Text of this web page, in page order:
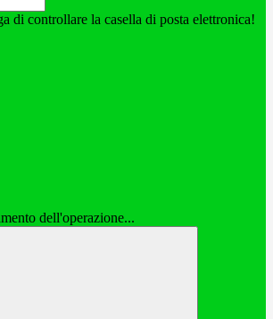
di controllare la casella di posta elettronica!
dell'operazione...